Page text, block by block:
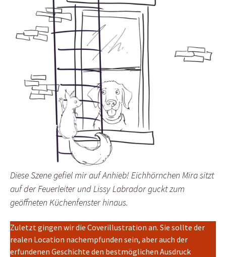
Diese Szene gefiel mir auf Anhieb! Eichhörnchen Mira sitzt
auf der Feuerleiter und Lissy Labrador guckt zum
geöffneten Küchenfenster hinaus.
Zuletzt gingen wir die Coverillustration an. Sie sollte der
realen Location nachempfunden sein, aber auch der
erfundenen Geschichte den bestmöglichen Ausdruck